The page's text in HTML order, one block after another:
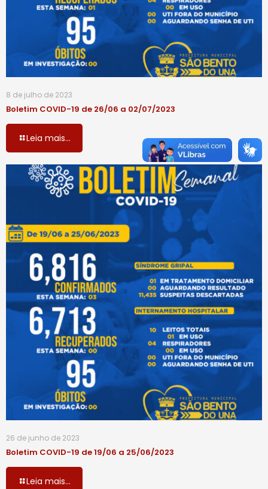
8 de julho de 2023
Boletim COVID-19 de 26/06 a 02/07/2023
Leia mais...
26 de junho de 2023
Boletim COVID-19 de 19/06 a 25/06/2023
Leia mais...